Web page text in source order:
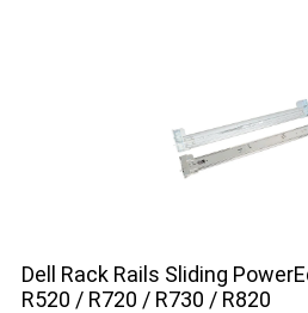
Dell Rack Rails Sliding
R520 / R720 / R730 / R820